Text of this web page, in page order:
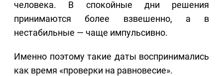
человека. В спокойные дни решения
принимаются более взвешенно, а в
нестабильные — чаще импульсивно.
Именно поэтому такие даты воспринимались
как время «проверки на равновесие».